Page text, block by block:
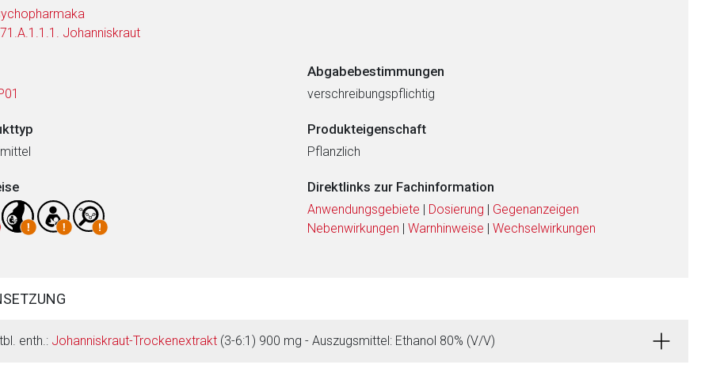
71.A.1.1.1. Johanniskraut
Abgabebestimmungen
verschreibungspflichtig
Produkteigenschaft
Pflanzlich
Direktlinks zur Fachinformation
Anwendungsgebiete | Dosierung | Gegenanzeigen
Nebenwirkungen | Warnhinweise | Wechselwirkungen
enth.: Johanniskraut-Trockenextrakt (3-6:1) 900 mg - Auszugsmittel: Ethanol 80% (V/V)